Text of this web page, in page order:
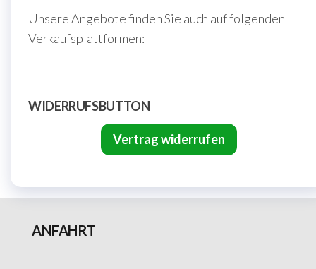
Unsere Angebote finden Sie auch auf folgenden
Verkaufsplattformen:
WIDERRUFSBUTTON
Vertrag widerrufen
ANFAHRT